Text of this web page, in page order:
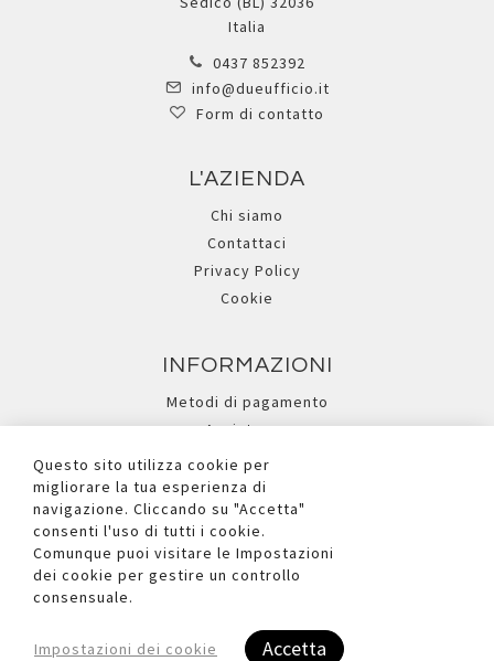
Italia
0437 852392
info@dueufficio.it
Form di contatto
L'AZIENDA
Chi siamo
Contattaci
Privacy Policy
Cookie
INFORMAZIONI
Metodi di pagamento
Assistenza
Ricerca avanzata
I NOSTRI SOCIAL
Questo sito utilizza cookie per
migliorare la tua esperienza di
navigazione. Cliccando su "Accetta"
consenti l'uso di tutti i cookie.
Comunque puoi visitare le Impostazioni
dei cookie per gestire un controllo
consensuale.
Impostazioni dei cookie Accetta
Copyright © 2026 Due Ufficio S.r.l. - P.iva e C.F. Reg.Imp. BL n°